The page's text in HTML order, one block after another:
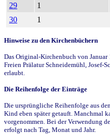
29
1
30
1
Hinweise zu den Kirchenbüchern
Das Original-Kirchenbuch von
Freien Prälatur Schneidemühl, Josef-
erlaubt.
Die Reihenfolge der Einträge
Die ursprüngliche Reihenfolge aus
Kind eben später getauft. Manchmal
vorgenommen. Bei der Verwendung
erfolgt nach Tag, Monat und Jahr.